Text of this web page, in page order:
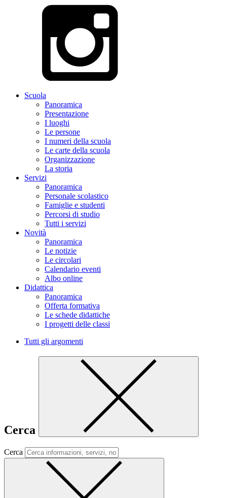
Scuola
Panoramica
Presentazione
I luoghi
Le persone
I numeri della scuola
Le carte della scuola
Organizzazione
La storia
Servizi
Panoramica
Personale scolastico
Famiglie e studenti
Percorsi di studio
Tutti i servizi
Novità
Panoramica
Le notizie
Le circolari
Calendario eventi
Albo online
Didattica
Panoramica
Offerta formativa
Le schede didattiche
I progetti delle classi
Tutti gli argomenti
Cerca
Cerca